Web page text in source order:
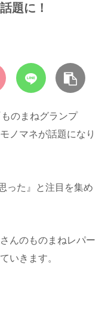
題に！
のまねグランプ
ノマネが話題になり
った』と注目を集め
んのものまねレパー
いきます。